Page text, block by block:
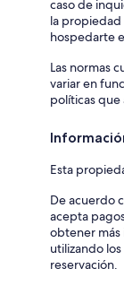
caso de
la
hospedarte
Las normas
variar en
políticas que
Esta
De acuerdo
acepta
obtener
utilizando
reservación.